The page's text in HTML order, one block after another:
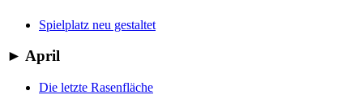
Spielplatz neu gestaltet
► April
Die letzte Rasenfläche